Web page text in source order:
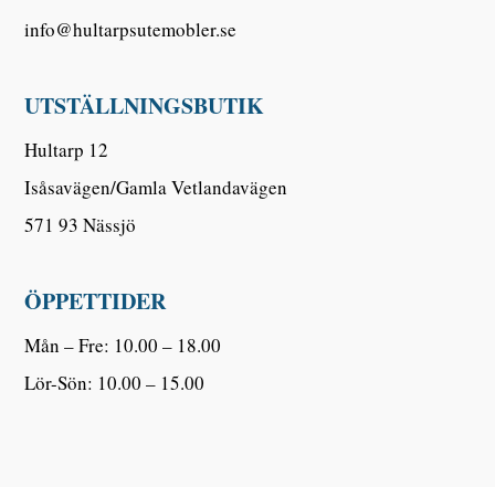
info@hultarpsutemobler.se
UTSTÄLLNINGSBUTIK
Hultarp 12
Isåsavägen/Gamla Vetlandavägen
571 93 Nässjö
ÖPPETTIDER
Mån – Fre: 10.00 – 18.00
Lör-Sön: 10.00 – 15.00